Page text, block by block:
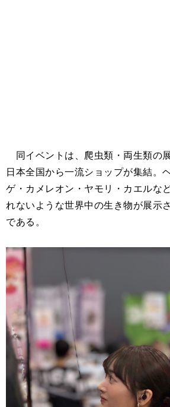
同イベントは、爬虫類・両生類の
日本全国から一流ショップが集結。
ゲ・カメレオン・ヤモリ・カエルな
れないような世界中の生き物が展示
である。